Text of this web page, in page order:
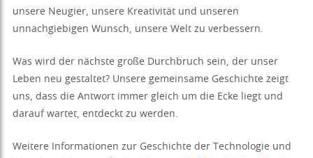
unsere Neugier, unsere Kreativität und unseren
unnachgiebigen Wunsch, unsere Welt zu verbessern.
Was wird der nächste große Durchbruch sein, der unser
Leben neu gestaltet? Unsere gemeinsame Geschichte zeigt
uns, dass die Antwort immer gleich um die Ecke liegt und
darauf wartet, entdeckt zu werden.
Weitere Informationen zur Geschichte der Technologie und